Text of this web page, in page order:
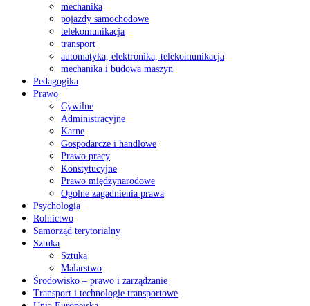
mechanika
pojazdy samochodowe
telekomunikacja
transport
automatyka, elektronika, telekomunikacja
mechanika i budowa maszyn
Pedagogika
Prawo
Cywilne
Administracyjne
Karne
Gospodarcze i handlowe
Prawo pracy
Konstytucyjne
Prawo międzynarodowe
Ogólne zagadnienia prawa
Psychologia
Rolnictwo
Samorząd terytorialny
Sztuka
Sztuka
Malarstwo
Środowisko – prawo i zarządzanie
Transport i technologie transportowe